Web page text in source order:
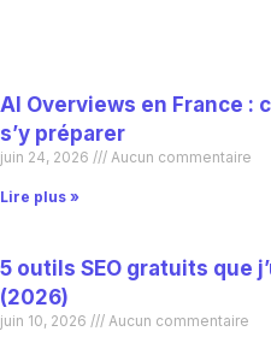
AI Overviews en France :
s’y préparer
juin 24, 2026 Aucun commentaire
Lire plus »
5 outils SEO gratuits que
(2026)
juin 10, 2026 Aucun commentaire